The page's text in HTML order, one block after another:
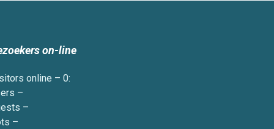
on-line
online – 0:
–
–
–